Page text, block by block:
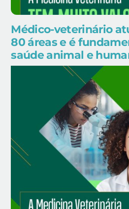
Médico-veterinário
80 áreas e é
saúde animal e